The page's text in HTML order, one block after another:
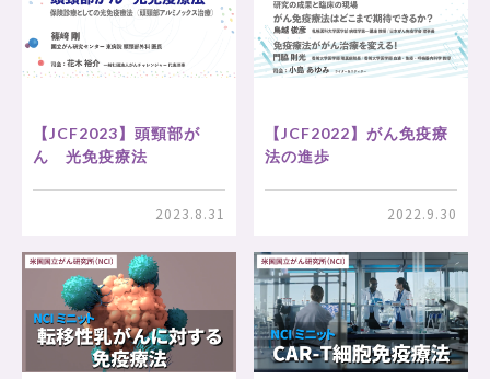
【JCF2023】頭頸部が
ん 光免疫療法
2023.8.31
【JCF2022】がん免疫療
法の進歩
2022.9.30